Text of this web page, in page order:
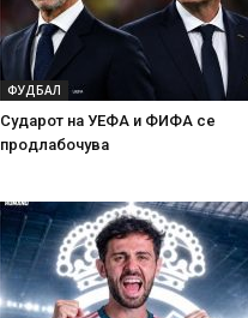
ФУДБАЛ
Сударот на УЕФА и ФИФА се
продлабочува